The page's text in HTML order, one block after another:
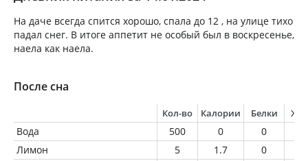
На даче всегда спится хорошо, спала до 12 , на улице тихо
падал снег. В итоге аппетит не особый был в воскресенье,
наела как наела.
После сна
Кол-во Калории Белки
Вода 500 0 0
Лимон
5 1.7 0